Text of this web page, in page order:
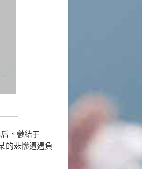
，鬱結于
的悲慘遭遇負